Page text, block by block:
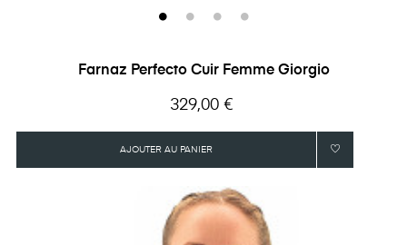
Farnaz Perfecto Cuir Femme Giorgio
Prix
329,00 €
AJOUTER AU PANIER